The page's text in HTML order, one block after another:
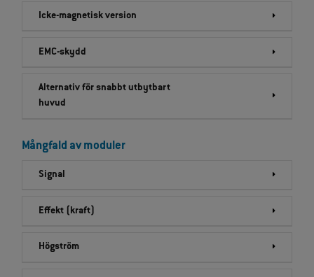
Icke-magnetisk version
EMC-skydd
Alternativ för snabbt utbytbart
huvud
Mångfald av moduler
Signal
Effekt (kraft)
Högström